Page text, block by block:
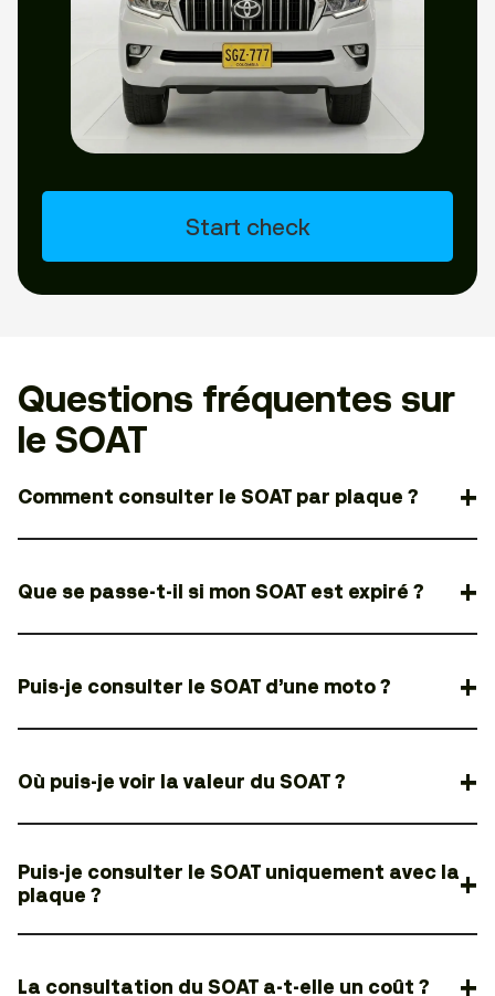
Start check
Questions fréquentes sur
le SOAT
Comment consulter le SOAT par plaque ?
Que se passe-t-il si mon SOAT est expiré ?
Puis-je consulter le SOAT d’une moto ?
Où puis-je voir la valeur du SOAT ?
Puis-je consulter le SOAT uniquement avec la
plaque ?
La consultation du SOAT a-t-elle un coût ?